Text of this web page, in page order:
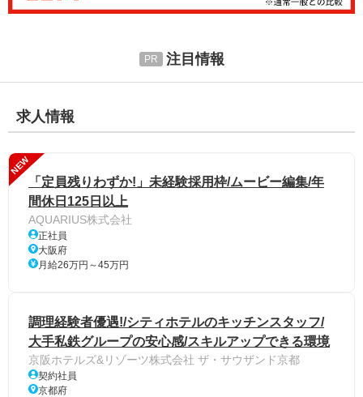
注目情報
求人情報
NEW
「定員残りわずか!」未経験採用枠/ムービー編集/年
間休日125日以上
AQUARIUS株式会社
正社員
大阪府
月給26万円～45万円
調理経験者優遇!/シティホテルのキッチンスタッフ/
大手私鉄グループの安心感/スキルアップできる環境
京阪ホテルズ&リゾーツ株式会社 ザ・サウザンド京都
契約社員
京都府